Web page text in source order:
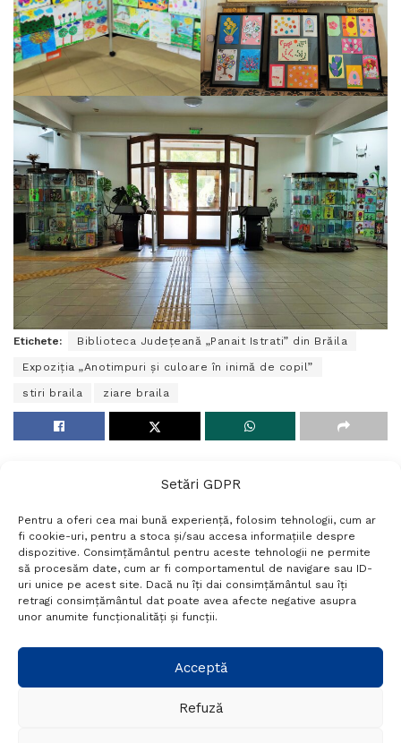
Setări GDPR
Pentru a oferi cea mai bună experiență, folosim tehnologii, cum ar
fi cookie-uri, pentru a stoca și/sau accesa informațiile despre
dispozitive. Consimțământul pentru aceste tehnologii ne permite
să procesăm date, cum ar fi comportamentul de navigare sau ID-
uri unice pe acest site. Dacă nu îți dai consimțământul sau îți
retragi consimțământul dat poate avea afecte negative asupra
unor anumite funcționalități și funcții.
Acceptă
Refuză
Etichete: Biblioteca Județeană „Panait Istrati” din Brăila
Expoziția „Anotimpuri și culoare în inimă de copil”
stiri braila ziare braila
Termeni si conditii
Politică de confidențialitate
Politica cookies
Setări GDPR
+40 788 760 194